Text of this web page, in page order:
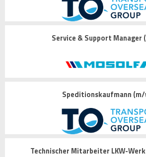
Service & Support Manager
Speditionskaufmann
Technischer Mitarbeiter LKW-